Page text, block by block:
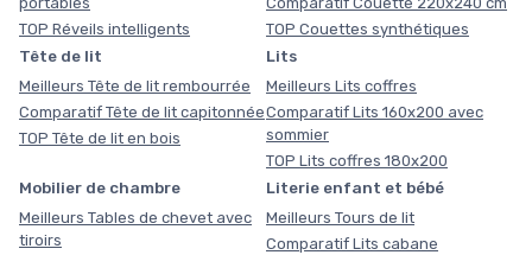
TOP Réveils intelligents
TOP Couettes synthétiques
Tête de lit
Meilleurs Tête de lit rembourrée
Comparatif Tête de lit capitonnée
TOP Tête de lit en bois
Lits
Meilleurs Lits coffres
Comparatif Lits 160x200 avec
sommier
TOP Lits coffres 180x200
Mobilier de chambre
Meilleurs Tables de chevet avec
tiroirs
Literie enfant et bébé
Meilleurs Tours de lit
Comparatif Lits cabane